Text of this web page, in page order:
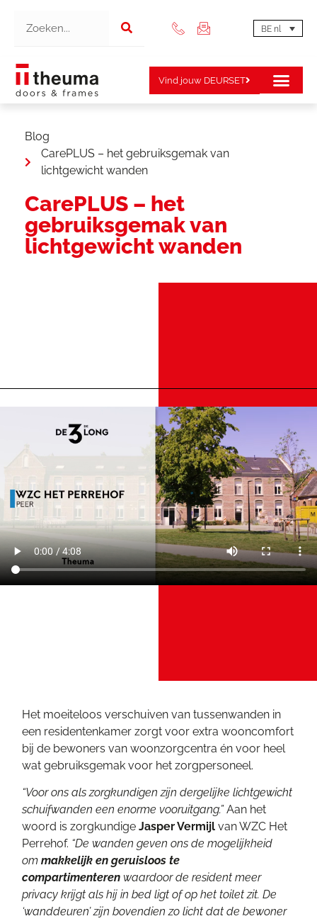
BE nl
Vind jouw DEURSET
Blog
CarePLUS – het gebruiksgemak van
lichtgewicht wanden
CarePLUS – het
gebruiksgemak van
lichtgewicht wanden
Het moeiteloos verschuiven van tussenwanden in
een residentenkamer zorgt voor extra wooncomfort
bij de bewoners van woonzorgcentra én voor heel
wat gebruiksgemak voor het zorgpersoneel.
“Voor ons als zorgkundigen zijn dergelijke lichtgewicht
schuifwanden een enorme vooruitgang.”Aan het
woord is zorgkundigeJasper Vermijlvan WZC Het
Perrehof. “De wanden geven ons de mogelijkheid
ommakkelijk en geruisloos te
compartimenteren waardoor de resident meer
privacy krijgt als hij in bed ligt of op het toilet zit. De
‘wanddeuren’ zijn bovendien zo licht dat de bewoner